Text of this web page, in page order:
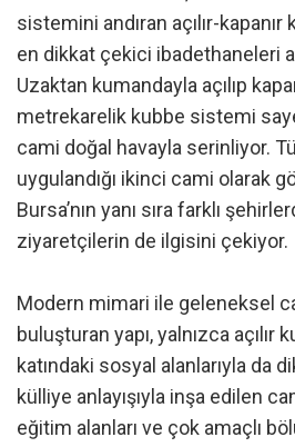
sistemini andıran açılır-
en dikkat çekici ibadethaneleri
Uzaktan kumandayla açılıp
metrekarelik kubbe sistemi
cami doğal havayla serinliyor.
uygulandığı ikinci cami olarak
Bursa’nın yanı sıra farklı
ziyaretçilerin de ilgisini çekiyor.
Modern mimari ile geleneksel
buluşturan yapı, yalnızca açılır
katındaki sosyal alanlarıyla da
külliye anlayışıyla inşa edilen
eğitim alanları ve çok amaçlı